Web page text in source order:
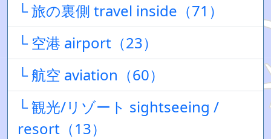
└ 旅の裏側 travel inside（71）
└ 空港 airport（23）
└ 航空 aviation（60）
└ 観光/リゾート sightseeing /
resort（13）